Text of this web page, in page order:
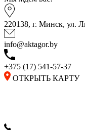
220138, г. Минск, ул.
info@aktagor.by
+375 (17) 541-57-37
ОТКРЫТЬ КАРТУ